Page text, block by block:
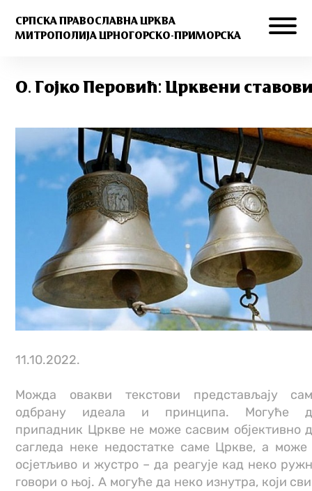
СРПСКА ПРАВОСЛАВНА ЦРКВА
МИТРОПОЛИЈА ЦРНОГОРСКО-ПРИМОРСКА
О. Гојко Перовић: Црквени
11.10.2022.
Можда овакви текстови представљају
одбрану идеала и принципа. Могуће
припадник Цркве не може сасвим објективно
сагледа неке недостатке саме Цркве, а може
осјетљиво и жустро – да реагује кад неко
говори о њој. А могуће да неко изнутра, који